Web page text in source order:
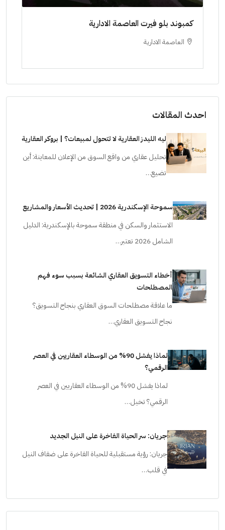
كمبوند بلو فيرت العاصمة الادارية
العاصمة الادارية
احدث المقالات
ليه الليدز العقارية لا تتحول لمبيعات؟ | بروكر العقارية
تحليل عقاري من واقع السوق من الإعلان للمعاينة: أين
تضيع…
سموحة الإسكندرية 2026 | تحديث الأسعار والمشاريع
الاستثمار والسكن في منطقة سموحة بالإسكندرية: الدليل
الشامل 2026 تعتبر…
أخطاء التسويق العقاري الشائعة بسبب سوء فهم
المصطلحات
ما علاقة مصطلحات السوق العقاري بنجاح التسويق؟
نجاح التسويق العقاري…
لماذا يفشل 90% من الوسطاء العقاريين في العصر
الرقمي؟
لماذا يفشل 90% من الوسطاء العقاريين في العصر
الرقمي؟ تخيل…
جريان: سر الحياة الفاخرة على النيل الجديد
جريان: رؤية مستقبلية للحياة الفاخرة على ضفاف النيل
في قلب…